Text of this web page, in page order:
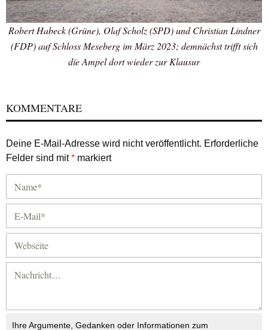
Robert Habeck (Grüne), Olaf Scholz (SPD) und Christian Lindner
(FDP) auf Schloss Meseberg im März 2023; demnächst trifft sich
die Ampel dort wieder zur Klausur
KOMMENTARE
Deine E-Mail-Adresse wird nicht veröffentlicht. Erforderliche
Felder sind mit* markiert
Ihre Argumente, Gedanken oder Informationen zum